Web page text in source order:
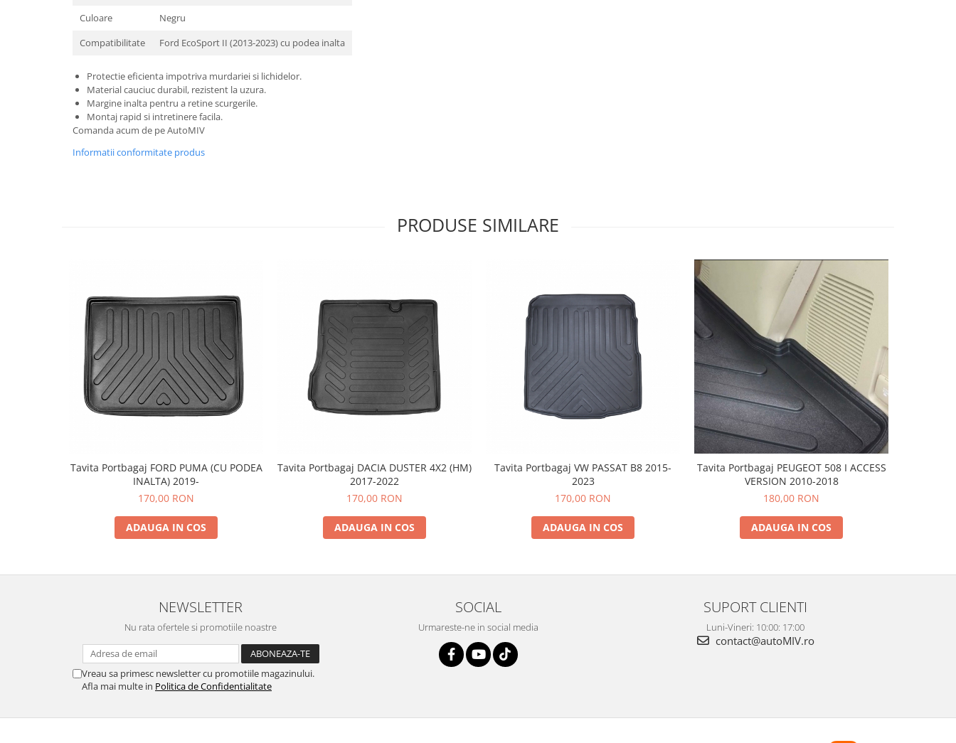
Aditivi Ulei Motor
Spray Curatare Frane
Produse Intretinere si Detailing
Lubrifianti si Spray-uri de Curatare
Produse de Vara
Culoare
Negru
Compatibilitate
Ford EcoSport II (2013-2023) cu podea inalta
Protectie eficienta impotriva murdariei si lichidelor.
Material cauciuc durabil, rezistent la uzura.
Margine inalta pentru a retine scurgerile.
Montaj rapid si intretinere facila.
Comanda acum de pe AutoMIV
Informatii conformitate produs
PRODUSE SIMILARE
Tavita Portbagaj FORD PUMA (CU PODEA
INALTA) 2019-
170,00 RON
ADAUGA IN COS
Tavita Portbagaj DACIA DUSTER 4X2 (HM)
2017-2022
170,00 RON
ADAUGA IN COS
Tavita Portbagaj VW PASSAT B8 2015-
2023
170,00 RON
ADAUGA IN COS
Tavita Portbagaj PEUGEOT 508 I ACCESS
VERSION 2010-2018
180,00 RON
ADAUGA IN COS
NEWSLETTER
Nu rata ofertele si promotiile noastre
Vreau sa primesc newsletter cu promotiile magazinului.
Afla mai multe in Politica de Confidentialitate
SOCIAL
Urmareste-ne in social media
SUPORT CLIENTI
Luni-Vineri: 10:00: 17:00
contact@autoMIV.ro